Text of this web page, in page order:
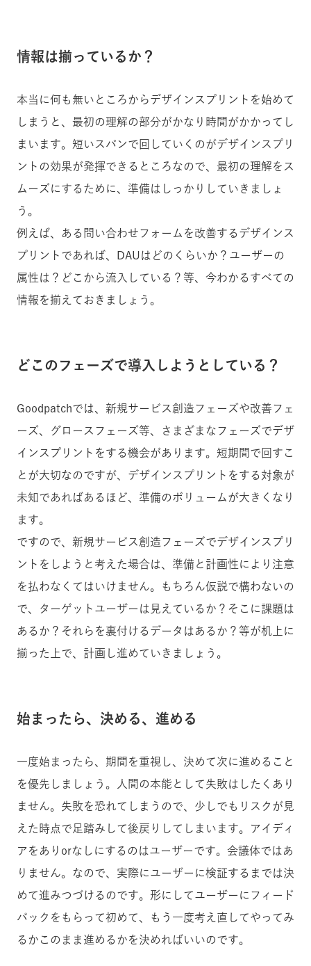
情報は揃っているか？
本当に何も無いところからデザインスプリントを始めて
しまうと、最初の理解の部分がかなり時間がかかってし
まいます。短いスパンで回していくのがデザインスプリ
ントの効果が発揮できるところなので、最初の理解をス
ムーズにするために、準備はしっかりしていきましょ
う。
例えば、ある問い合わせフォームを改善するデザインス
プリントであれば、DAUはどのくらいか？ユーザーの
属性は？どこから流入している？等、今わかるすべての
情報を揃えておきましょう。
どこのフェーズで導入しようとしている？
Goodpatchでは、新規サービス創造フェーズや改善フェ
ーズ、グロースフェーズ等、さまざまなフェーズでデザ
インスプリントをする機会があります。短期間で回すこ
とが大切なのですが、デザインスプリントをする対象が
未知であればあるほど、準備のボリュームが大きくなり
ます。
ですので、新規サービス創造フェーズでデザインスプリ
ントをしようと考えた場合は、準備と計画性により注意
を払わなくてはいけません。もちろん仮説で構わないの
で、ターゲットユーザーは見えているか？そこに課題は
あるか？それらを裏付けるデータはあるか？等が机上に
揃った上で、計画し進めていきましょう。
始まったら、決める、進める
一度始まったら、期間を重視し、決めて次に進めること
を優先しましょう。人間の本能として失敗はしたくあり
ません。失敗を恐れてしまうので、少しでもリスクが見
えた時点で足踏みして後戻りしてしまいます。アイディ
アをありorなしにするのはユーザーです。会議体ではあ
りません。なので、実際にユーザーに検証するまでは決
めて進みつづけるのです。形にしてユーザーにフィード
バックをもらって初めて、もう一度考え直してやってみ
るかこのまま進めるかを決めればいいのです。